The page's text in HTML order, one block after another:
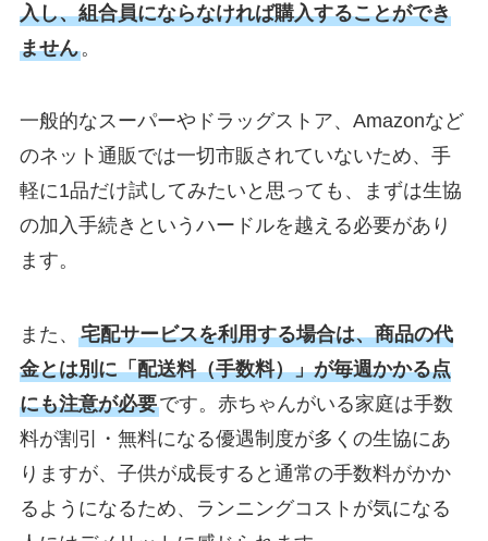
入し、組合員にならなければ購入することができ
ません。
一般的なスーパーやドラッグストア、Amazonなど
のネット通販では一切市販されていないため、手
軽に1品だけ試してみたいと思っても、まずは生協
の加入手続きというハードルを越える必要があり
ます。
また、 宅配サービスを利用する場合は、商品の代
金とは別に「配送料（手数料）」が毎週かかる点
にも注意が必要です。赤ちゃんがいる家庭は手数
料が割引・無料になる優遇制度が多くの生協にあ
りますが、子供が成長すると通常の手数料がかか
るようになるため、ランニングコストが気になる